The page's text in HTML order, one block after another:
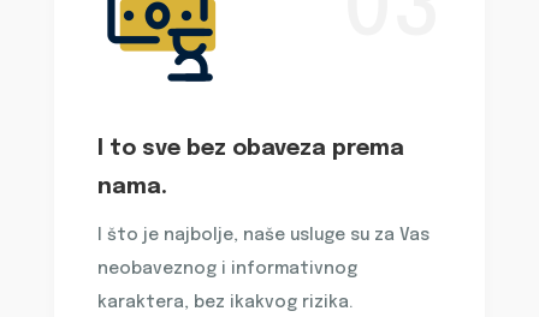
I to sve bez obaveza prema
nama.
I što je najbolje, naše usluge su za Vas
neobaveznog i informativnog
karaktera, bez ikakvog rizika.